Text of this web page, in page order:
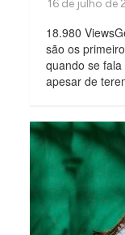
18.980
são os
quando se
apesar de